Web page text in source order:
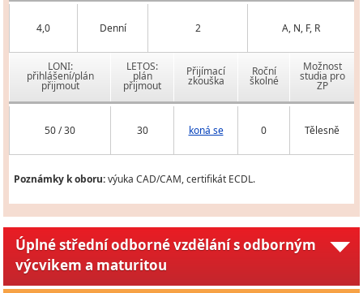
4,0 Denní 2 A, N, F, R
LONI:
přihlášení/plán
přijmout
LETOS:
plán
přijmout
Přijímací
zkouška
Roční
školné
Možnost
studia pro
ZP
50 / 30 30 koná se 0 Tělesně
Poznámky k oboru:výuka CAD/CAM, certifikát ECDL.
Úplné střední odborné vzdělání s odborným
výcvikem a maturitou